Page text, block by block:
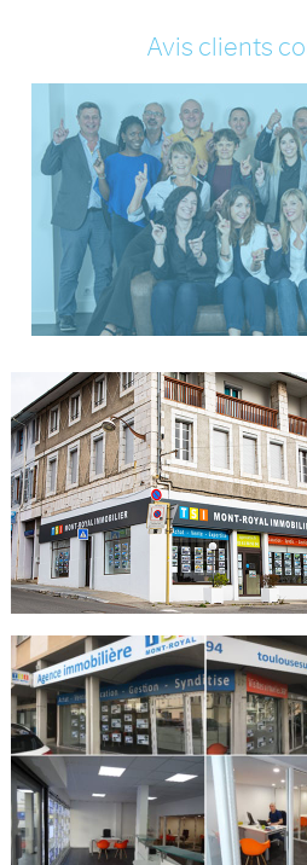
Avis clients